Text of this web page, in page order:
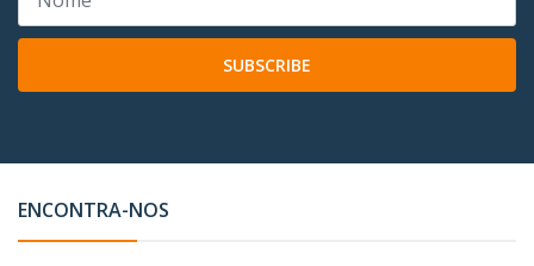
SUBSCRIBE
ENCONTRA-NOS